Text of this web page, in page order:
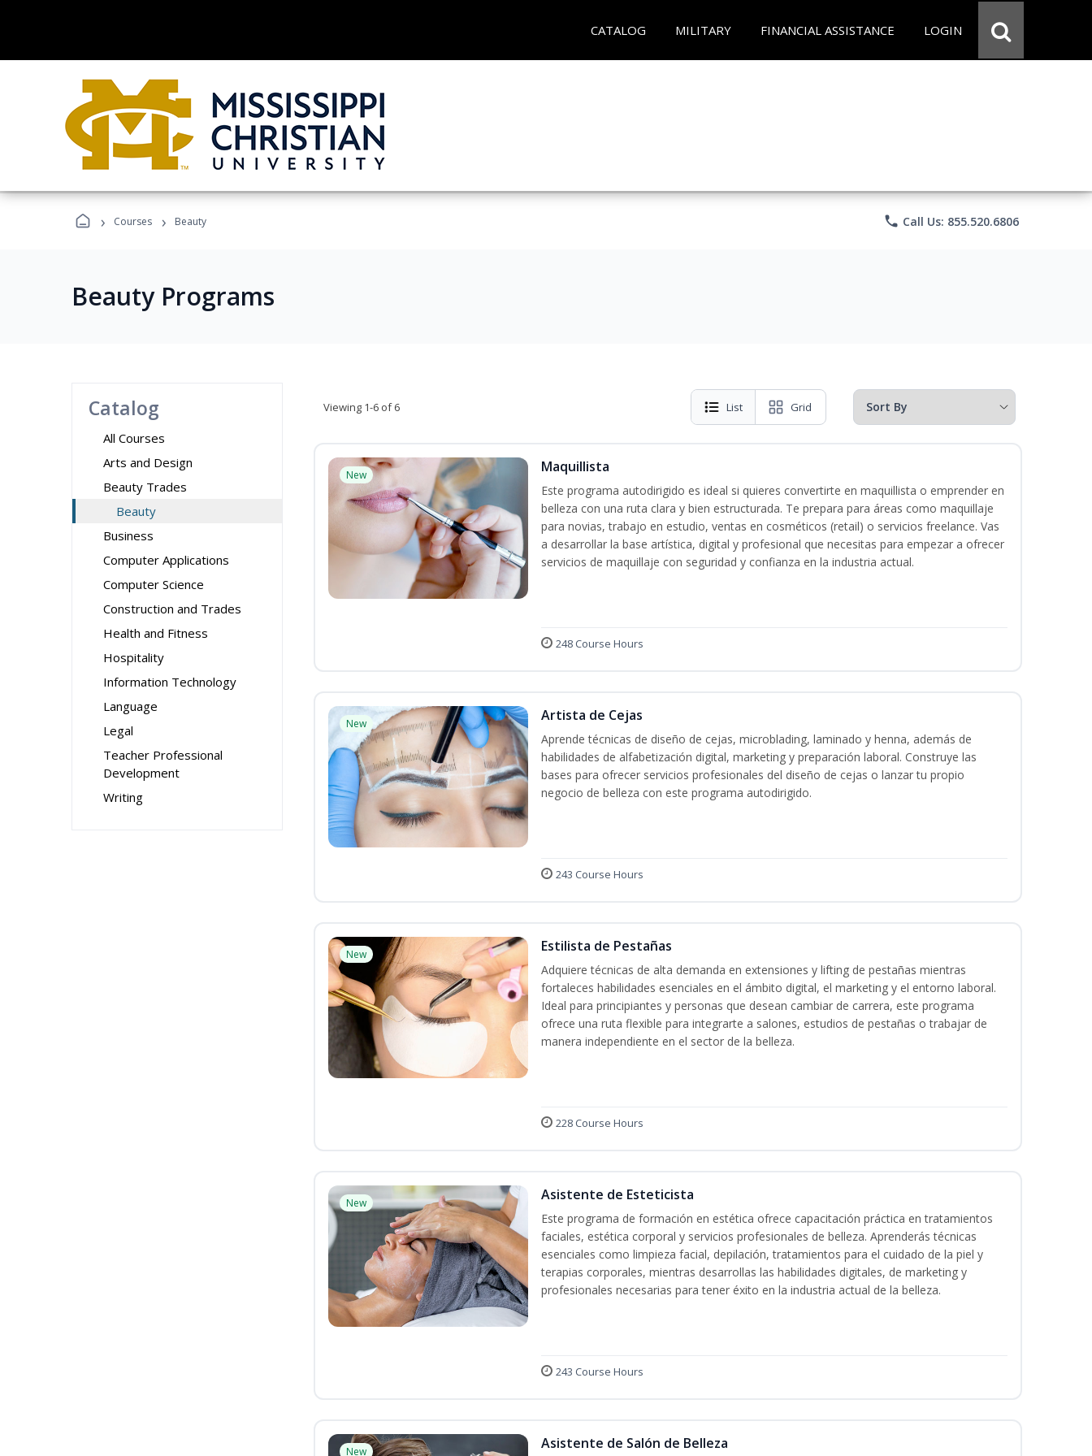
CATALOG MILITARY FINANCIAL ASSISTANCE LOGIN
› Courses › Beauty phone Call Us: 855.520.6806
Beauty Programs
Catalog
All Courses
Arts and Design
Beauty Trades
Beauty
Business
Computer Applications
Computer Science
Construction and Trades
Health and Fitness
Hospitality
Information Technology
Language
Legal
Teacher Professional
Development
Writing
Viewing 1-6 of 6 List Grid
New Maquillista
Este programa autodirigido es ideal si quieres convertirte en maquillista o emprender en
belleza con una ruta clara y bien estructurada. Te prepara para áreas como maquillaje
para novias, trabajo en estudio, ventas en cosméticos (retail) o servicios freelance. Vas
a desarrollar la base artística, digital y profesional que necesitas para empezar a ofrecer
servicios de maquillaje con seguridad y confianza en la industria actual.
248 Course Hours
New Artista de Cejas
Aprende técnicas de diseño de cejas, microblading, laminado y henna, además de
habilidades de alfabetización digital, marketing y preparación laboral. Construye las
bases para ofrecer servicios profesionales del diseño de cejas o lanzar tu propio
negocio de belleza con este programa autodirigido.
243 Course Hours
New Estilista de Pestañas
Adquiere técnicas de alta demanda en extensiones y lifting de pestañas mientras
fortaleces habilidades esenciales en el ámbito digital, el marketing y el entorno laboral.
Ideal para principiantes y personas que desean cambiar de carrera, este programa
ofrece una ruta flexible para integrarte a salones, estudios de pestañas o trabajar de
manera independiente en el sector de la belleza.
228 Course Hours
New Asistente de Esteticista
Este programa de formación en estética ofrece capacitación práctica en tratamientos
faciales, estética corporal y servicios profesionales de belleza. Aprenderás técnicas
esenciales como limpieza facial, depilación, tratamientos para el cuidado de la piel y
terapias corporales, mientras desarrollas las habilidades digitales, de marketing y
profesionales necesarias para tener éxito en la industria actual de la belleza.
243 Course Hours
New Asistente de Salón de Belleza